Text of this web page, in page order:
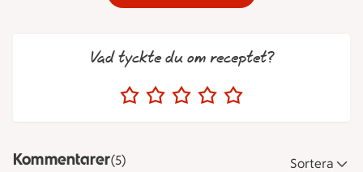
Vad tyckte du om receptet?
Kommentarer(5) Sortera